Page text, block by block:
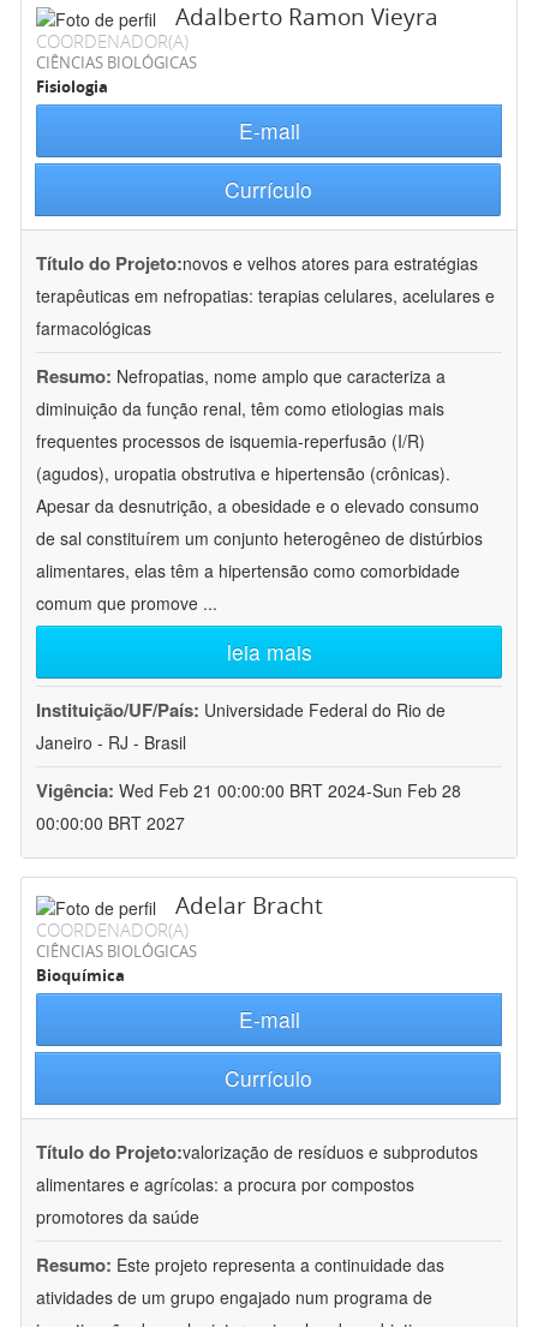
Adalberto Ramon Vieyra
COORDENADOR(A)
CIÊNCIAS BIOLÓGICAS
Fisiologia
E-mail
Currículo
Título do Projeto:novos e velhos atores para estratégias
terapêuticas em nefropatias: terapias celulares, acelulares e
farmacológicas
Resumo: Nefropatias, nome amplo que caracteriza a
diminuição da função renal, têm como etiologias mais
frequentes processos de isquemia-reperfusão (I/R)
(agudos), uropatia obstrutiva e hipertensão (crônicas).
Apesar da desnutrição, a obesidade e o elevado consumo
de sal constituírem um conjunto heterogêneo de distúrbios
alimentares, elas têm a hipertensão como comorbidade
comum que promove ...
leia mais
Instituição/UF/País: Universidade Federal do Rio de
Janeiro - RJ - Brasil
Vigência: Wed Feb 21 00:00:00 BRT 2024-Sun Feb 28
00:00:00 BRT 2027
Adelar Bracht
COORDENADOR(A)
CIÊNCIAS BIOLÓGICAS
Bioquímica
E-mail
Currículo
Título do Projeto:valorização de resíduos e subprodutos
alimentares e agrícolas: a procura por compostos
promotores da saúde
Resumo: Este projeto representa a continuidade das
atividades de um grupo engajado num programa de